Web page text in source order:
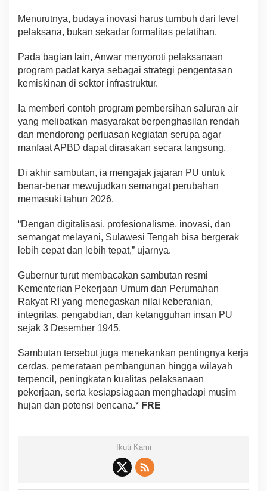
Menurutnya, budaya inovasi harus tumbuh dari level
pelaksana, bukan sekadar formalitas pelatihan.
Pada bagian lain, Anwar menyoroti pelaksanaan
program padat karya sebagai strategi pengentasan
kemiskinan di sektor infrastruktur.
Ia memberi contoh program pembersihan saluran air
yang melibatkan masyarakat berpenghasilan rendah
dan mendorong perluasan kegiatan serupa agar
manfaat APBD dapat dirasakan secara langsung.
Di akhir sambutan, ia mengajak jajaran PU untuk
benar-benar mewujudkan semangat perubahan
memasuki tahun 2026.
“Dengan digitalisasi, profesionalisme, inovasi, dan
semangat melayani, Sulawesi Tengah bisa bergerak
lebih cepat dan lebih tepat,” ujarnya.
Gubernur turut membacakan sambutan resmi
Kementerian Pekerjaan Umum dan Perumahan
Rakyat RI yang menegaskan nilai keberanian,
integritas, pengabdian, dan ketangguhan insan PU
sejak 3 Desember 1945.
Sambutan tersebut juga menekankan pentingnya kerja
cerdas, pemerataan pembangunan hingga wilayah
terpencil, peningkatan kualitas pelaksanaan
pekerjaan, serta kesiapsiagaan menghadapi musim
hujan dan potensi bencana.* FRE
Ikuti Kami